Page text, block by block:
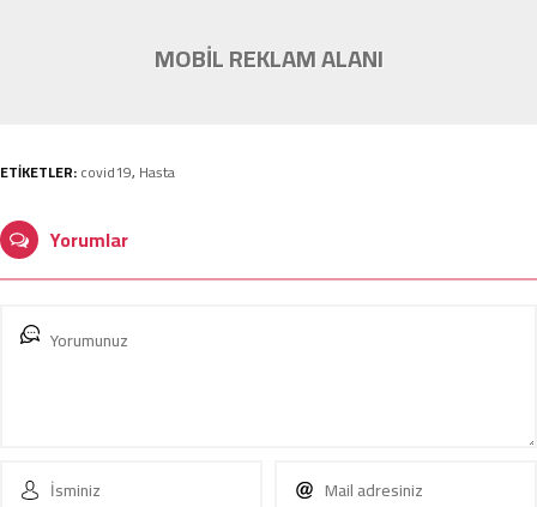
MOBİL REKLAM ALANI
ETİKETLER:covid19, Hasta
Yorumlar